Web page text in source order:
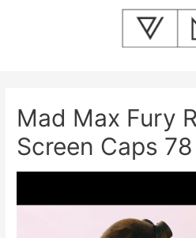
Mad Max Fury
Screen Caps 78